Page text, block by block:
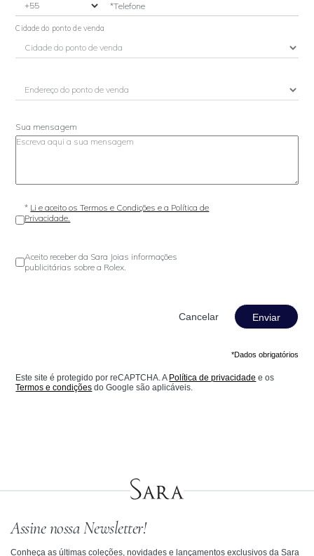
*Telefone
Cidade do ponto de venda
Sua mensagem
* Li e aceito os Termos e Condições e a Política de
Privacidade.
Aceito receber da Sara Joias informações
publicitárias sobre a Rolex.
Enviar
*Dados obrigatórios
Este site é protegido por reCAPTCHA. A Política de privacidade e os
Termos e condições do Google são aplicáveis.
Assine nossa Newsletter!
Conheça as últimas coleções, novidades e lançamentos exclusivos da Sara